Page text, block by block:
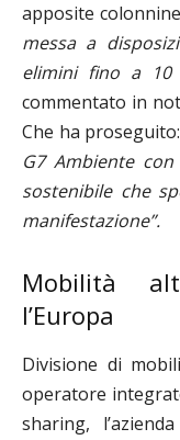
apposite
messa a
elimini fino a 10
commentato in
Che ha proseguito:
G7 Ambiente
sostenibile che
manifestazione”.
Mobilità
l’Europa
Divisione di
operatore
sharing,